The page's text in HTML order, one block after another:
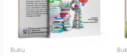
Buku